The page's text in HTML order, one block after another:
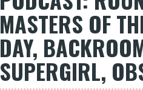
MASTERS OF
DAY,
SUPERGIRL,